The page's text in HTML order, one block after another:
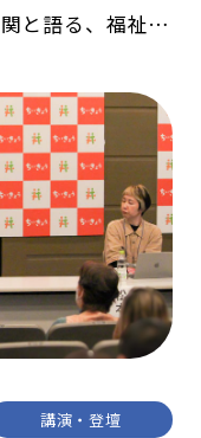
と語る、福祉の
講演・登壇